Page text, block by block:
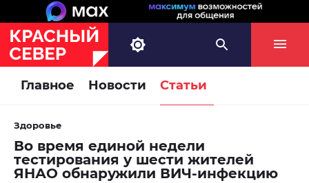
Главное Новости Статьи
Здоровье
Во время единой недели
тестирования у шести жителей
ЯНАО обнаружили ВИЧ-инфекцию